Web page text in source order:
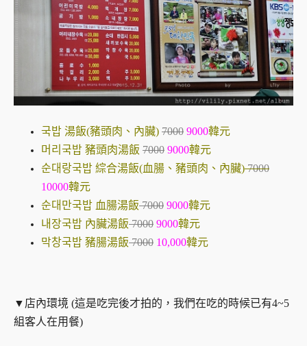
국밥 湯飯(豬頭肉、內臟) 7000 9000韓元
머리국밥 豬頭肉湯飯 7000 9000韓元
순대랑국밥 綜合湯飯(血腸、豬頭肉、內臟)7000
10000韓元
순대만국밥 血腸湯飯7000 9000韓元
내장국밥 內臟湯飯7000 9000韓元
막창국밥 豬腸湯飯7000 10,000韓元
▼店內環境 (這是吃完後才拍的，我們在吃的時候已有4~5
組客人在用餐)